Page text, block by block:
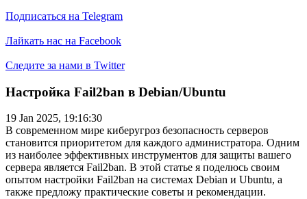
Подписаться на Telegram
Лайкать нас на Facebook
Следите за нами в Twitter
Настройка Fail2ban в Debian/Ubuntu
19 Jan 2025, 19:16:30
В современном мире киберугроз безопасность серверов
становится приоритетом для каждого администратора. Одним
из наиболее эффективных инструментов для защиты вашего
сервера является Fail2ban. В этой статье я поделюсь своим
опытом настройки Fail2ban на системах Debian и Ubuntu, а
также предложу практические советы и рекомендации.